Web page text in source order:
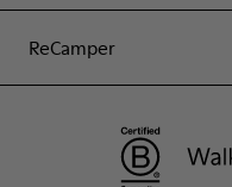
ReCamper